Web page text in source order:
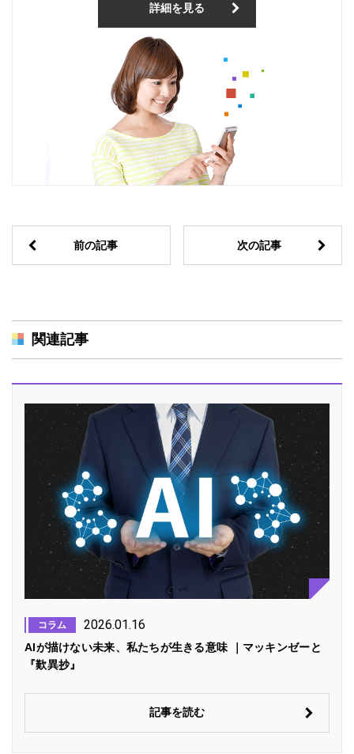
詳細を見る
前の記事 次の記事
関連記事
コラム 2026.01.16
AIが描けない未来、私たちが生きる意味 ｜マッキンゼーと
『歎異抄』
記事を読む